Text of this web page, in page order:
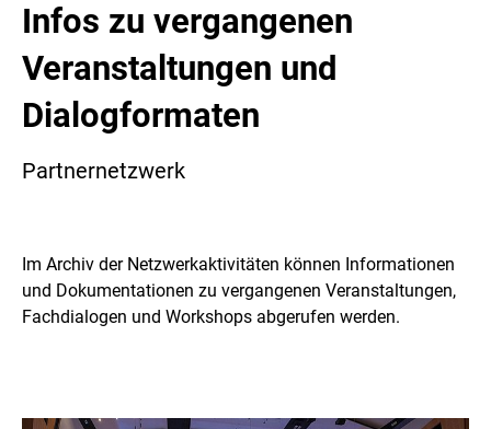
Infos zu vergangenen
Veranstaltungen und
Dialogformaten
Partnernetzwerk
Im Archiv der Netzwerkaktivitäten können Informationen
und Dokumentationen zu vergangenen Veranstaltungen,
Fachdialogen und Workshops abgerufen werden.